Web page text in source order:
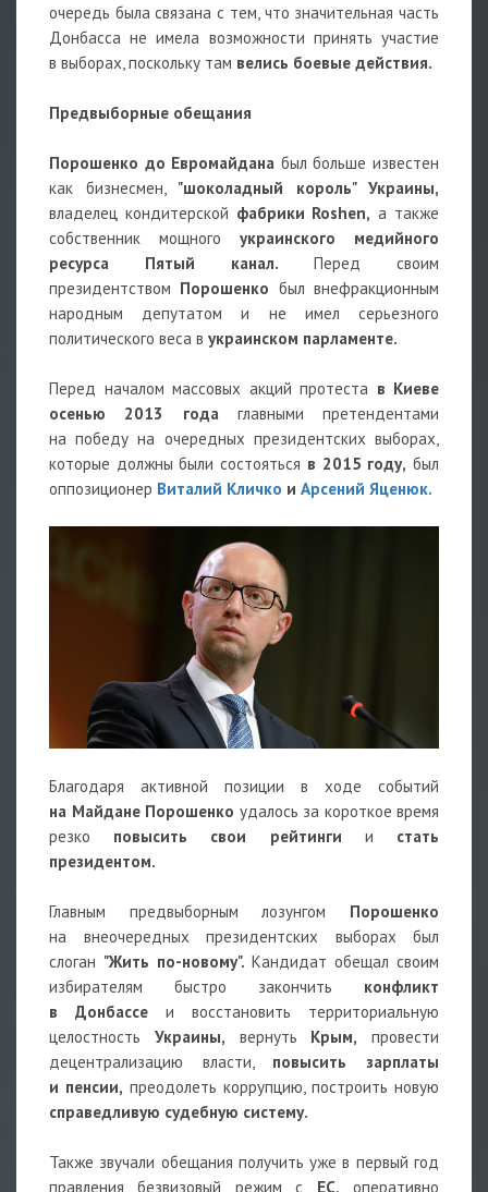
очередь была связана с тем, что значительная часть
Донбасса не имела возможности принять участие
в выборах, поскольку там велись боевые действия.
Предвыборные обещания
Порошенко до Евромайдана был больше известен
как бизнесмен, "шоколадный король" Украины,
владелец кондитерской фабрики Roshen, а также
собственник мощного украинского медийного
ресурса
Пятый канал. Перед своим
президентством Порошенко был внефракционным
народным депутатом и не имел серьезного
политического веса в украинском парламенте.
Перед началом массовых акций протеста в Киеве
осенью 2013 года главными претендентами
на победу на очередных президентских выборах,
которые должны были состояться в 2015 году, был
оппозиционер Виталий Кличко и Арсений Яценюк.
Благодаря активной позиции в ходе событий
на Майдане Порошенко удалось за короткое время
резко повысить свои рейтинги и стать
президентом.
Главным предвыборным лозунгом Порошенко
на внеочередных президентских выборах был
слоган "Жить по-новому". Кандидат обещал своим
избирателям быстро закончить конфликт
в Донбассе и восстановить территориальную
целостность Украины, вернуть Крым, провести
децентрализацию власти, повысить зарплаты
и пенсии, преодолеть коррупцию, построить новую
справедливую судебную систему.
Также звучали обещания получить уже в первый год
правления безвизовый режим с ЕС, оперативно